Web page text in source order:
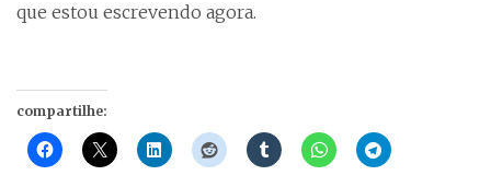
que estou escrevendo agora.
compartilhe: